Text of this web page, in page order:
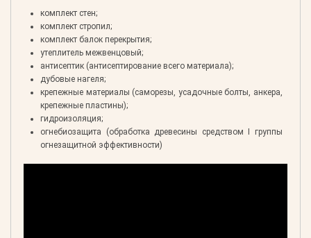
комплект стен;
комплект стропил;
комплект балок перекрытия;
утеплитель межвенцовый;
антисептик (антисептирование всего материала);
дубовые нагеля;
крепежные материалы (саморезы, усадочные болты, анкера,
крепежные пластины);
гидроизоляция;
огнебиозащита (обработка древесины средством I группы
огнезащитной эффективности)